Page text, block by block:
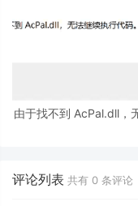
由于找不到 AcPal.dll，
评论列表 共有 0 条评论